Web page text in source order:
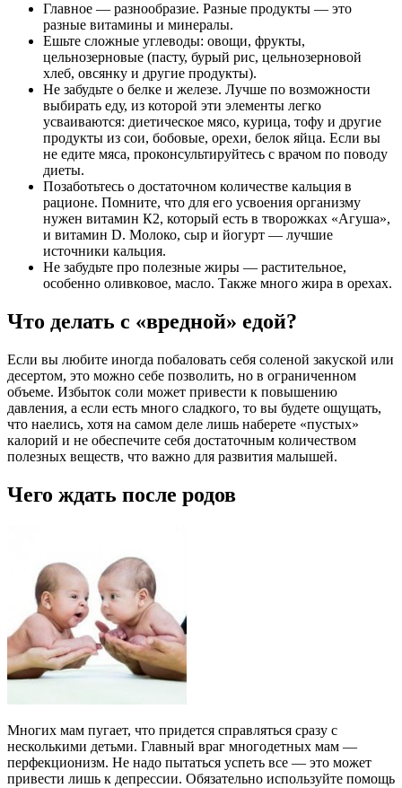
Главное — разнообразие. Разные продукты — это
разные витамины и минералы.
Ешьте сложные углеводы: овощи, фрукты,
цельнозерновые (пасту, бурый рис, цельнозерновой
хлеб, овсянку и другие продукты).
Не забудьте о белке и железе. Лучше по возможности
выбирать еду, из которой эти элементы легко
усваиваются: диетическое мясо, курица, тофу и другие
продукты из сои, бобовые, орехи, белок яйца. Если вы
не едите мяса, проконсультируйтесь с врачом по поводу
диеты.
Позаботьтесь о достаточном количестве кальция в
рационе. Помните, что для его усвоения организму
нужен витамин К2, который есть в творожках «Агуша»,
и витамин D. Молоко, сыр и йогурт — лучшие
источники кальция.
Не забудьте про полезные жиры — растительное,
особенно оливковое, масло. Также много жира в орехах.
Что делать с «вредной» едой?
Если вы любите иногда побаловать себя соленой закуской или
десертом, это можно себе позволить, но в ограниченном
объеме. Избыток соли может привести к повышению
давления, а если есть много сладкого, то вы будете ощущать,
что наелись, хотя на самом деле лишь наберете «пустых»
калорий и не обеспечите себя достаточным количеством
полезных веществ, что важно для развития малышей.
Чего ждать после родов
Многих мам пугает, что придется справляться сразу с
несколькими детьми. Главный враг многодетных мам —
перфекционизм. Не надо пытаться успеть все — это может
привести лишь к депрессии. Обязательно используйте помощь